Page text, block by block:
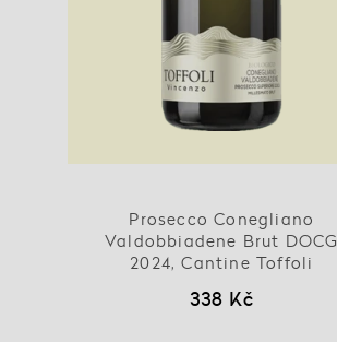
Prosecco Conegliano
Valdobbiadene Brut DOCG
2024, Cantine Toffoli
338 Kč